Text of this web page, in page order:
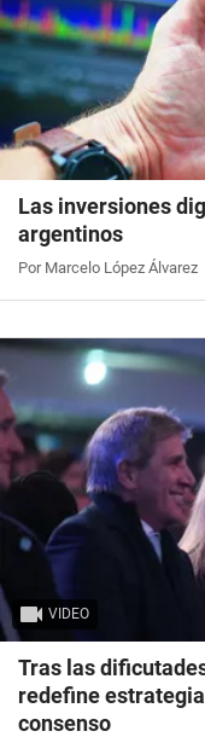
Las inversiones
argentinos
Por Marcelo López Álvarez
VIDEO
Tras las
redefine
consenso